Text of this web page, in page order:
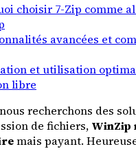
choisir 7-Zip comme
avancées et
et utilisation
libre
recherchons des
de fichiers, WinZip
mais payant.